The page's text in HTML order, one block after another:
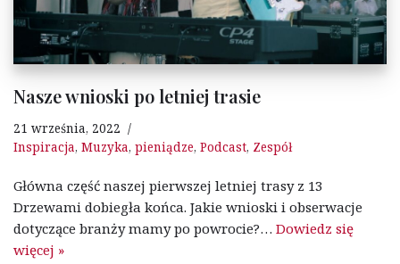
Nasze wnioski po letniej trasie
21 września, 2022
Inspiracja, Muzyka, pieniądze, Podcast, Zespół
Główna część naszej pierwszej letniej trasy z 13
Drzewami dobiegła końca. Jakie wnioski i obserwacje
dotyczące branży mamy po powrocie?… Dowiedz się
więcej »